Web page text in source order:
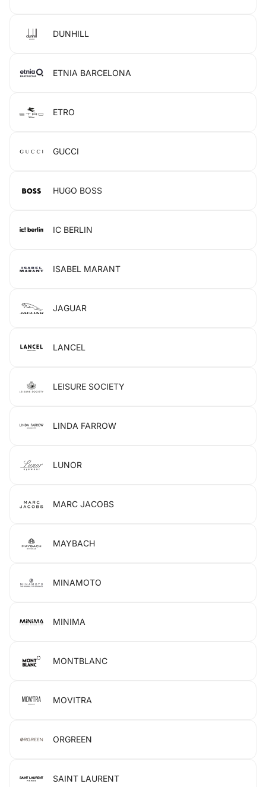
DUNHILL
ETNIA BARCELONA
ETRO
GUCCI
HUGO BOSS
IC BERLIN
ISABEL MARANT
JAGUAR
LANCEL
LEISURE SOCIETY
LINDA FARROW
LUNOR
MARC JACOBS
MAYBACH
MINAMOTO
MINIMA
MONTBLANC
MOVITRA
ORGREEN
SAINT LAURENT